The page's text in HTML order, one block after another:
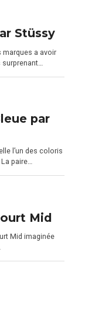
Stüssy
marques a avoir
par
l’un des coloris
paire…
Mid
Mid imaginée